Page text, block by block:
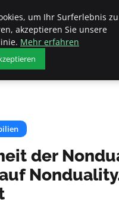
& Immobilien
Ein Blick auf
der
um Ihr Surferlebnis
akzeptieren Sie unsere
Mehr erfahren